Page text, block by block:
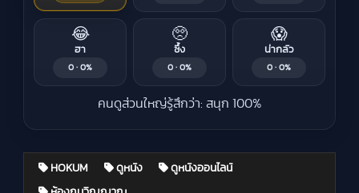
😂
ฮา
0 · 0%
🥺
ซึ้ง
0 · 0%
😱
น่ากลัว
0 · 0%
คนดูส่วนใหญ่รู้สึกว่า: สนุก 100%
HOKUM ดูหนัง ดูหนังออนไลน์